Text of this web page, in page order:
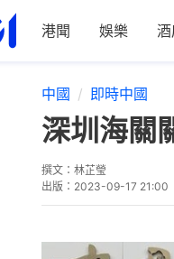
港聞 娛樂
中國 即時中國
深圳海關
撰文： 林芷瑩
出版： 2023-09-17 21:00